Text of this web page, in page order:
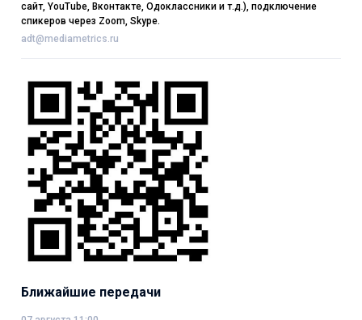
сайт, YouTube, Вконтакте, Одоклассники и т.д.), подключение
спикеров через Zoom, Skype.
adt@mediametrics.ru
Ближайшие передачи